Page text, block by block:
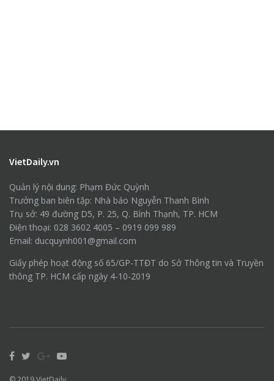
VietDaily.vn
Quản lý nội dung: Phạm Đức Quỳnh
Trưởng ban biên tập: Nhà báo Nguyễn Thanh Bình
Trụ sở: 49 đường D5, P. 25, Q. Bình Thạnh, TP. HCM
Điện thoại: 028 3602 4005 – 0919 099 989
Email: ducquynh001@gmail.com
Giấy phép hoạt động số 65/GP-TTĐT do Sở Thông tin và Truyền
thông TP. HCM cấp ngày 4-10-2019